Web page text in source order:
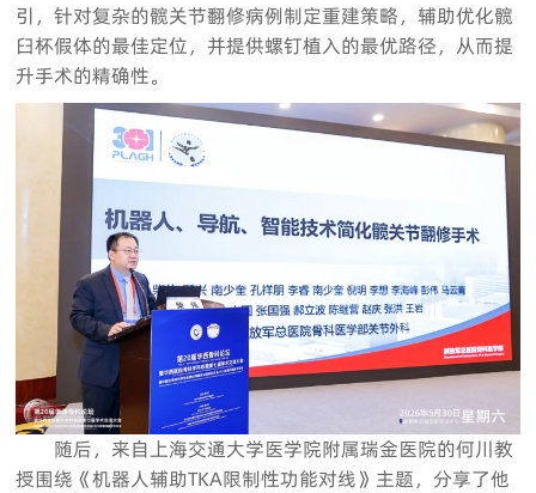
引，针对复杂的髋关节翻修病例制定重建策略，辅助优化髋
臼杯假体的最佳定位，并提供螺钉植入的最优路径，从而提
升手术的精确性。
随后，来自上海交通大学医学院附属瑞金医院的何川教
授围绕《机器人辅助TKA限制性功能对线》主题，分享了他